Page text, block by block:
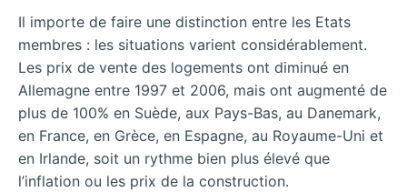
Il importe de faire une distinction entre les Etats
membres : les situations varient considérablement.
Les prix de vente des logements ont diminué en
Allemagne entre 1997 et 2006, mais ont augmenté de
plus de 100% en Suède, aux Pays-Bas, au Danemark,
en France, en Grèce, en Espagne, au Royaume-Uni et
en Irlande, soit un rythme bien plus élevé que
l’inflation ou les prix de la construction.